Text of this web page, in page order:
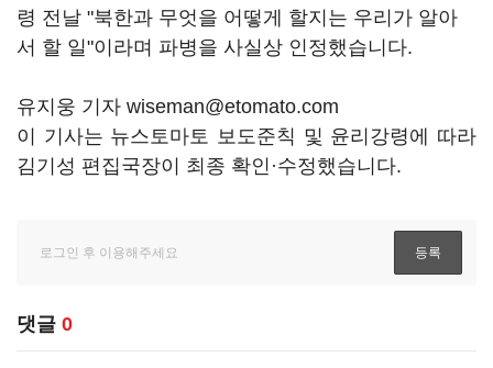
령 전날 "북한과 무엇을 어떻게 할지는 우리가 알아
서 할 일"이라며 파병을 사실상 인정했습니다.
유지웅 기자 wiseman@etomato.com
이 기사는 뉴스토마토 보도준칙 및 윤리강령에 따라
김기성 편집국장이 최종 확인·수정했습니다.
댓글 0